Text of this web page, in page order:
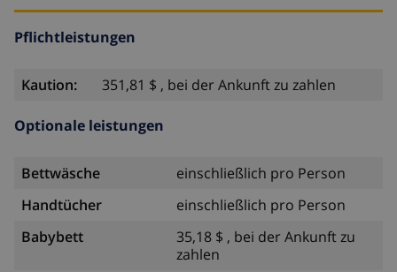
Pflichtleistungen
Kaution: 351,81 $ , bei der Ankunft zu zahlen
Optionale leistungen
Bettwäsche
einschließlich pro Person
Handtücher
einschließlich pro Person
Babybett
35,18 $ , bei der Ankunft zu
zahlen